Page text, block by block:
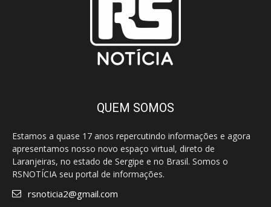
QUEM SOMOS
Estamos a quase 17 anos repercutindo informações e agora
apresentamos nosso novo espaço virtual, direto de
Laranjeiras, no estado de Sergipe e no Brasil. Somos o
RSNOTÍCIA seu portal de informações.
rsnoticia2@gmail.com